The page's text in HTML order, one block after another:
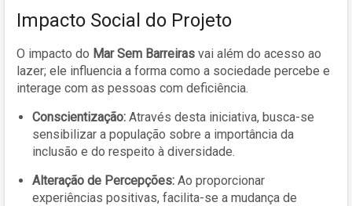
Impacto Social do Projeto
O impacto do Mar Sem Barreiras vai além do acesso ao
lazer; ele influencia a forma como a sociedade percebe e
interage com as pessoas com deficiência.
Conscientização: Através desta iniciativa, busca-se
sensibilizar a população sobre a importância da
inclusão e do respeito à diversidade.
Alteração de Percepções: Ao proporcionar
experiências positivas, facilita-se a mudança de